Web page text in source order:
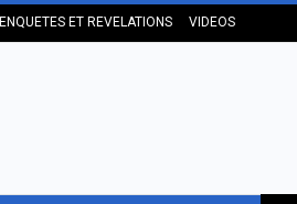
ENQUETES ET REVELATIONS VIDEOS